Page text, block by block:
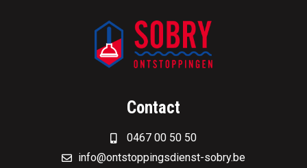
Contact
0467 00 50 50
info@ontstoppingsdienst-sobry.be